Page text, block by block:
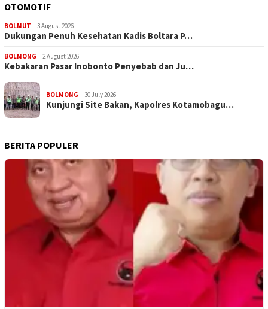
OTOMOTIF
BOLMUT 3 August 2026
Dukungan Penuh Kesehatan Kadis Boltara P…
BOLMONG 2 August 2026
Kebakaran Pasar Inobonto Penyebab dan Ju…
BOLMONG 30 July 2026
Kunjungi Site Bakan, Kapolres Kotamobagu…
BERITA POPULER